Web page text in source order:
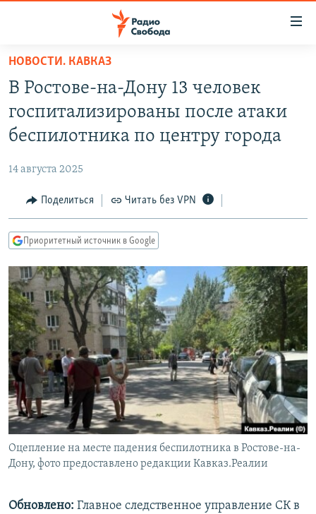
упрощенного
доступа
основному
Вернутся
Вернутся
поиску
АВТОРСКИЕ ПРОЕКТЫ
МНЕНИЯ
КУЛЬТУРА
КАВКАЗ.РЕАЛИИ
СЕВЕР.РЕАЛИИ
СИБИРЬ.РЕАЛИИ
РАСПИСАНИЕ ВЕЩАНИЯ
ПОДПИШИТЕСЬ НА РАССЫЛКУ
СОЦИАЛЬНЫЕ СЕТИ
НОВОСТИ. КАВКАЗ
В Ростове-на-Дону 13 человек
госпитализированы после атаки
беспилотника по центру города
14 августа 2025
Поделиться Читать без VPN
Приоритетный источник в Google
Оцепление на месте падения беспилотника в Ростове-на-
Дону, фото предоставлено редакции Кавказ.Реалии
Обновлено: Главное следственное управление СК в